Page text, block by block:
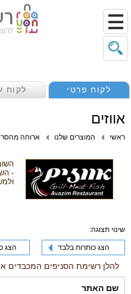
לקוח פרטי לקוח
אווזים
ראשי המוצרים שלנו ארוחה
-
שינוי תצוגה:
הצג כותרות בלבד הצג
להלן רשימת הסניפים המכבדים
שם האתר